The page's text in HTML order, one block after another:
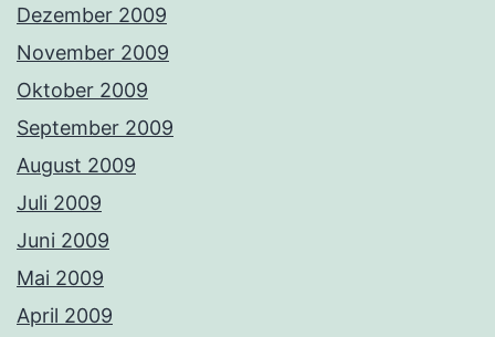
Dezember 2009
November 2009
Oktober 2009
September 2009
August 2009
Juli 2009
Juni 2009
Mai 2009
April 2009